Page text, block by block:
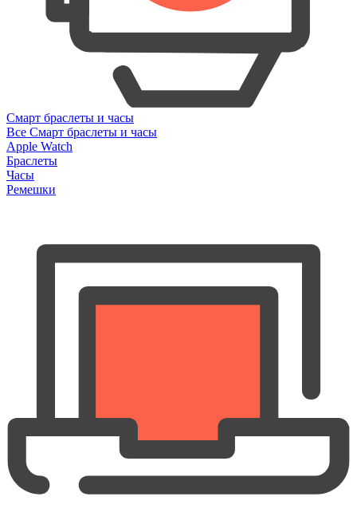
Смарт браслеты и часы
Все Смарт браслеты и часы
Apple Watch
Браслеты
Часы
Ремешки